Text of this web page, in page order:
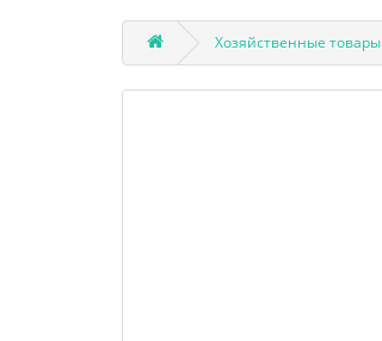
Хозяйственные товары